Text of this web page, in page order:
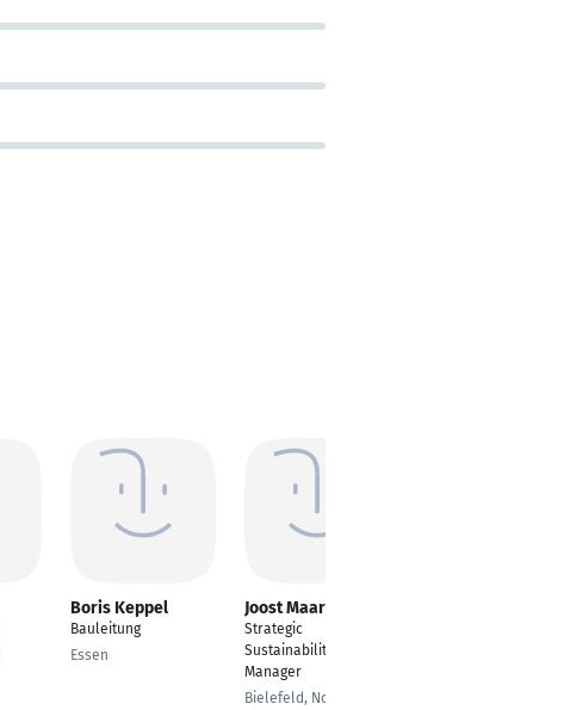
Boris Keppel
Bauleitung
Essen
Joost Maarse
Strategic
Sustainability
Manager
Bielefeld, North